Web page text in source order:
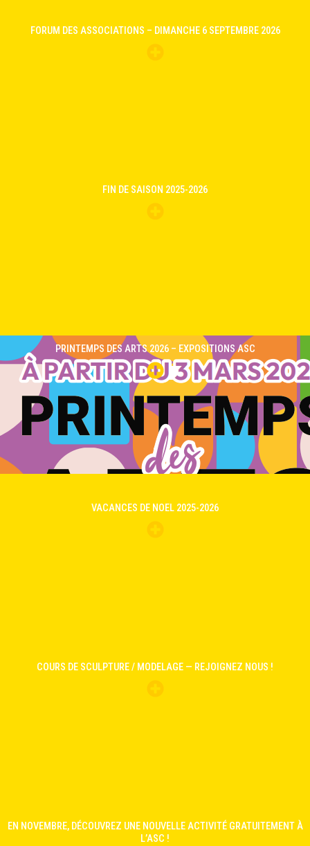
FORUM DES ASSOCIATIONS – DIMANCHE 6 SEPTEMBRE 2026
FIN DE SAISON 2025-2026
PRINTEMPS DES ARTS 2026 – EXPOSITIONS ASC
VACANCES DE NOEL 2025-2026
COURS DE SCULPTURE / MODELAGE — REJOIGNEZ NOUS !
EN NOVEMBRE, DÉCOUVREZ UNE NOUVELLE ACTIVITÉ GRATUITEMENT À
L’ASC !